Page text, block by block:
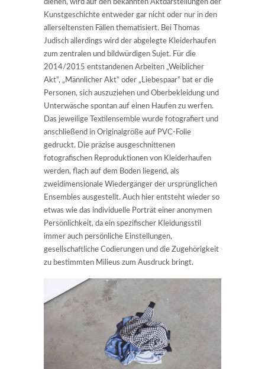
dienen, wird auf den bekannten Aktdarstellungen der
Kunstgeschichte entweder gar nicht oder nur in den
allerseltensten Fällen thematisiert. Bei Thomas
Judisch allerdings wird der abgelegte Kleiderhaufen
zum zentralen und bildwürdigen Sujet. Für die
2014/2015 entstandenen Arbeiten „Weiblicher
Akt“, „Männlicher Akt“ oder „Liebespaar“ bat er die
Personen, sich auszuziehen und Oberbekleidung und
Unterwäsche spontan auf einen Haufen zu werfen.
Das jeweilige Textilensemble wurde fotografiert und
anschließend in Originalgröße auf PVC-Folie
gedruckt. Die präzise ausgeschnittenen
fotografischen Reproduktionen von Kleiderhaufen
werden, flach auf dem Boden liegend, als
zweidimensionale Wiedergänger der ursprünglichen
Ensembles ausgestellt. Auch hier entsteht wieder so
etwas wie das individuelle Porträt einer anonymen
Persönlichkeit, da ein spezifischer Kleidungsstil
immer auch persönliche Einstellungen,
gesellschaftliche Codierungen und die Zugehörigkeit
zu bestimmten Milieus zum Ausdruck bringt.